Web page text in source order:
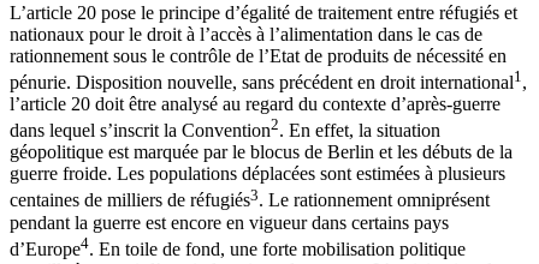
L’article 20 pose le principe d’égalité de traitement entre réfugiés et
nationaux pour le droit à l’accès à l’alimentation dans le cas de
rationnement sous le contrôle de l’Etat de produits de nécessité en
pénurie. Disposition nouvelle, sans précédent en droit international1 ,
l’article 20 doit être analysé au regard du contexte d’après-guerre
dans lequel s’inscrit la Convention2. En effet, la situation
géopolitique est marquée par le blocus de Berlin et les débuts de la
guerre froide. Les populations déplacées sont estimées à plusieurs
centaines de milliers de réfugiés3. Le rationnement omniprésent
pendant la guerre est encore en vigueur dans certains pays
d’Europe4. En toile de fond, une forte mobilisation politique